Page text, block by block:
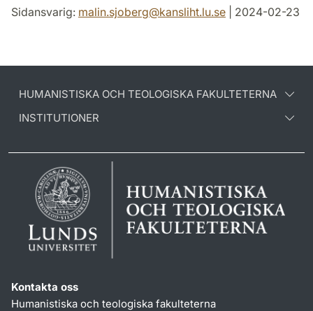
Sidansvarig: malin.sjoberg@kansliht.lu.se | 2024-02-23
HUMANISTISKA OCH TEOLOGISKA FAKULTETERNA
INSTITUTIONER
Kontakta oss
Humanistiska och teologiska fakulteterna